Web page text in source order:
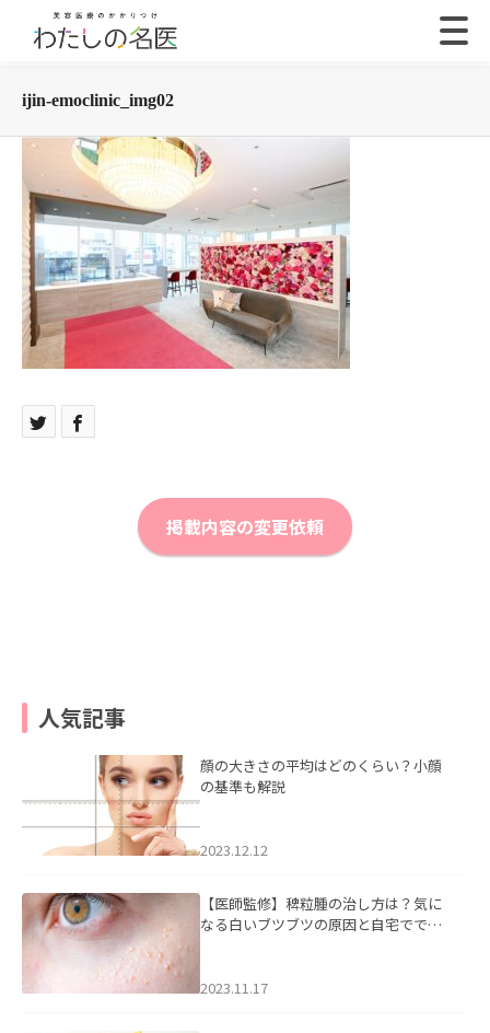
ijin-emoclinic_img02
掲載内容の変更依頼
人気記事
顔の大きさの平均はどのくらい？小顔
の基準も解説
2023.12.12
【医師監修】稗粒腫の治し方は？気に
なる白いブツブツの原因と自宅ででき
2023.11.17